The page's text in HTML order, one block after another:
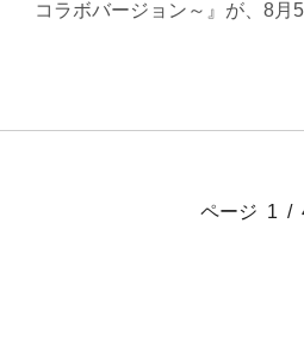
コラボバージョン～』が、8
ページ 1 /